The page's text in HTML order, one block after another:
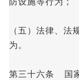
（五）法律、法
为。
第三十六条 国